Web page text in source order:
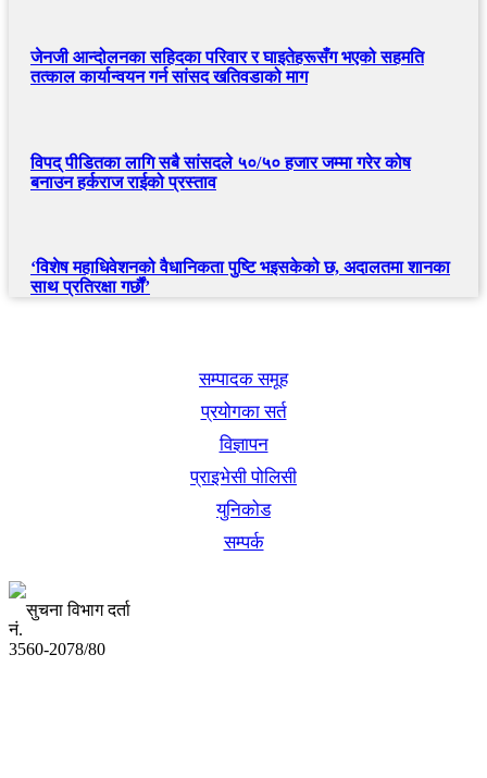
जेनजी आन्दोलनका सहिदका परिवार र घाइतेहरूसँग भएको सहमति
तत्काल कार्यान्वयन गर्न सांसद खतिवडाको माग
विपद् पीडितका लागि सबै सांसदले ५०/५० हजार जम्मा गरेर कोष
बनाउन हर्कराज राईको प्रस्ताव
‘विशेष महाधिवेशनको वैधानिकता पुष्टि भइसकेको छ, अदालतमा शानका
साथ प्रतिरक्षा गर्छौं’
सम्पादक समूह
प्रयोगका सर्त
विज्ञापन
प्राइभेसी पोलिसी
युनिकोड
सम्पर्क
सुचना विभाग दर्ता
नं.
3560-2078/80